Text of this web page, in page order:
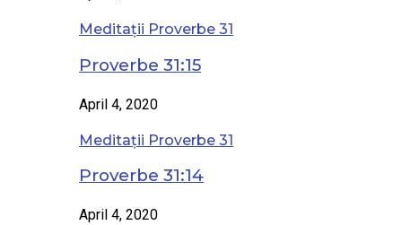
Meditații Proverbe 31
Proverbe 31:15
April 4, 2020
Meditații Proverbe 31
Proverbe 31:14
April 4, 2020